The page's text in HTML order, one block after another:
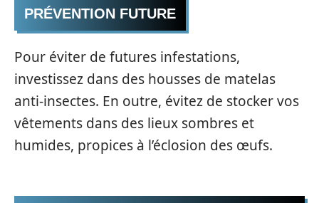
PRÉVENTION FUTURE
Pour éviter de futures infestations,
investissez dans des housses de matelas
anti-insectes. En outre, évitez de stocker vos
vêtements dans des lieux sombres et
humides, propices à l’éclosion des œufs.